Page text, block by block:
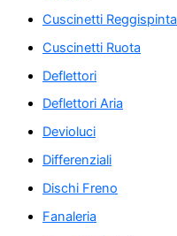
Cuscinetti Reggispinta
Cuscinetti Ruota
Deflettori
Deflettori Aria
Devioluci
Differenziali
Dischi Freno
Fanaleria